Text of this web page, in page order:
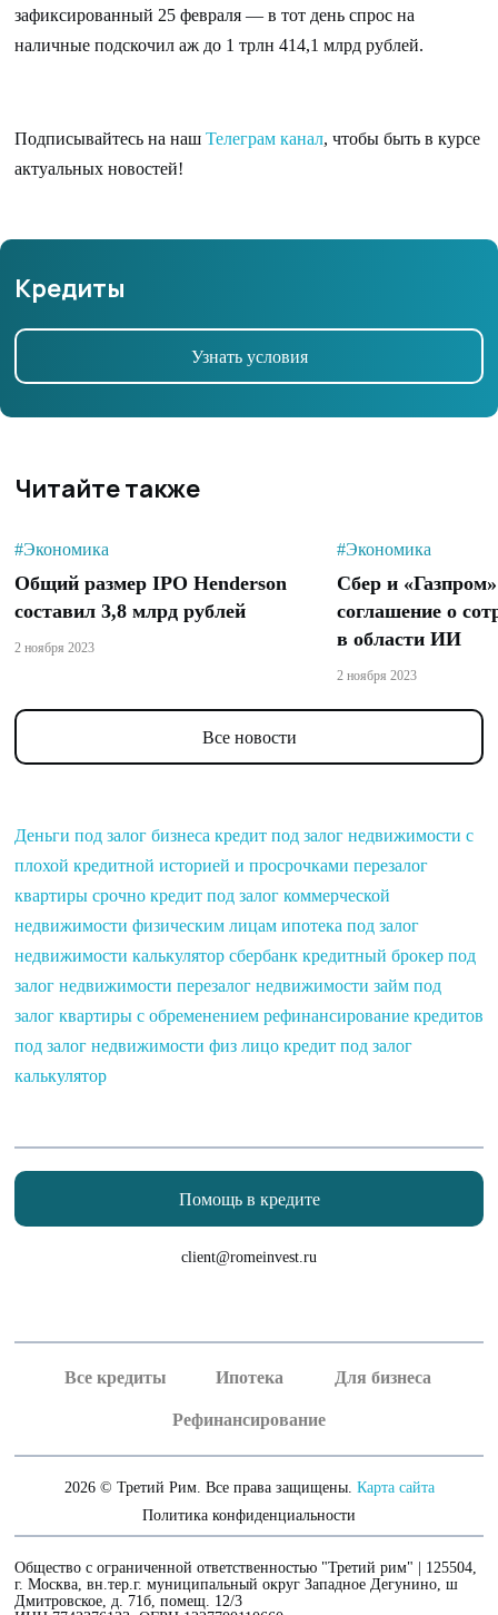
зафиксированный 25 февраля — в тот день спрос на
наличные подскочил аж до 1 трлн 414,1 млрд рублей.
Подписывайтесь на наш Телеграм канал, чтобы быть в курсе
актуальных новостей!
Кредиты
Узнать условия
Читайте также
#Экономика
Общий размер IPO Henderson
составил 3,8 млрд рублей
2 ноября 2023
#Экономика
Сбер и
соглашение о
в области ИИ
2 ноября 2023
Все новости
Деньги под залог бизнеса кредит под залог недвижимости с
плохой кредитной историей и просрочками перезалог
квартиры срочно кредит под залог коммерческой
недвижимости физическим лицам ипотека под залог
недвижимости калькулятор сбербанк кредитный брокер под
залог недвижимости перезалог недвижимости займ под
залог квартиры с обременением рефинансирование кредитов
под залог недвижимости физ лицо кредит под залог
калькулятор
Все кредиты Ипотека Для бизнеса
Рефинансирование
client@romeinvest.ru
Помощь в кредите
2026 © Третий Рим. Все права защищены. Карта сайта
Политика конфиденциальности
Общество с ограниченной ответственностью "Третий рим" | 125504,
г. Москва, вн.тер.г. муниципальный округ Западное Дегунино, ш
Дмитровское, д. 71б, помещ. 12/3